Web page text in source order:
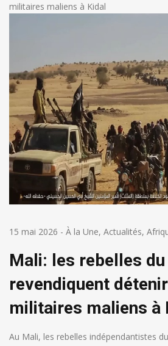
militaires maliens à Kidal
15 mai 2026 - À la Une, Actualités,
Mali: les rebelles
revendiquent
militaires maliens à
Au Mali, les rebelles indépendantistes